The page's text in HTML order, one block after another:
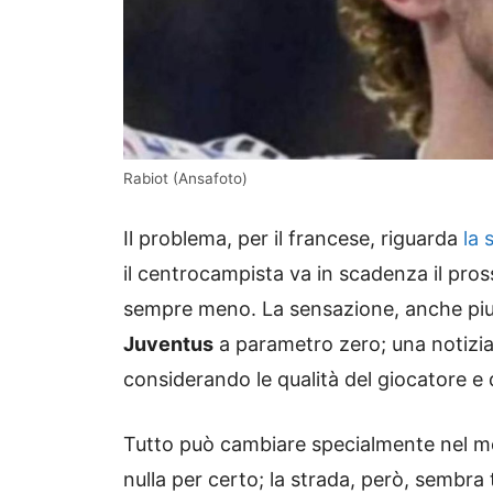
Rabiot (Ansafoto)
Il problema, per il francese, riguarda la
il centrocampista va in scadenza il
sempre meno. La sensazione, anche
Juventus a parametro zero; una
considerando le qualità del giocatore
Tutto può cambiare specialmente nel
nulla per certo; la strada, però,